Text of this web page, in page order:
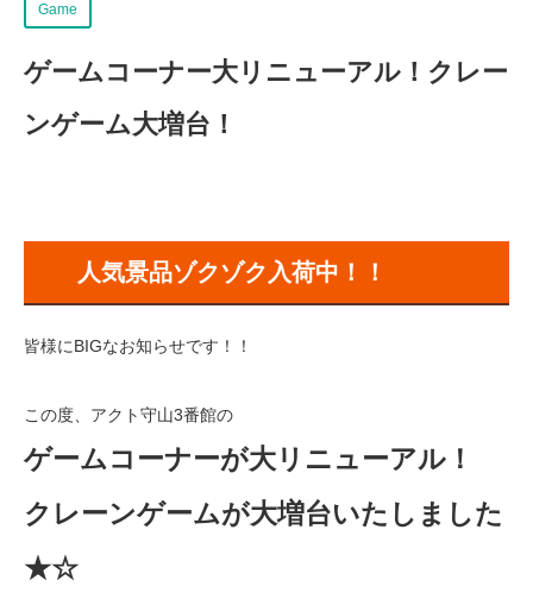
Game
ゲームコーナー大リニューアル！クレー
ンゲーム大増台！
人気景品ゾクゾク入荷中！！
皆様にBIGなお知らせです！！
この度、アクト守山3番館の
ゲームコーナーが大リニューアル！
クレーンゲームが大増台いたしました
★☆